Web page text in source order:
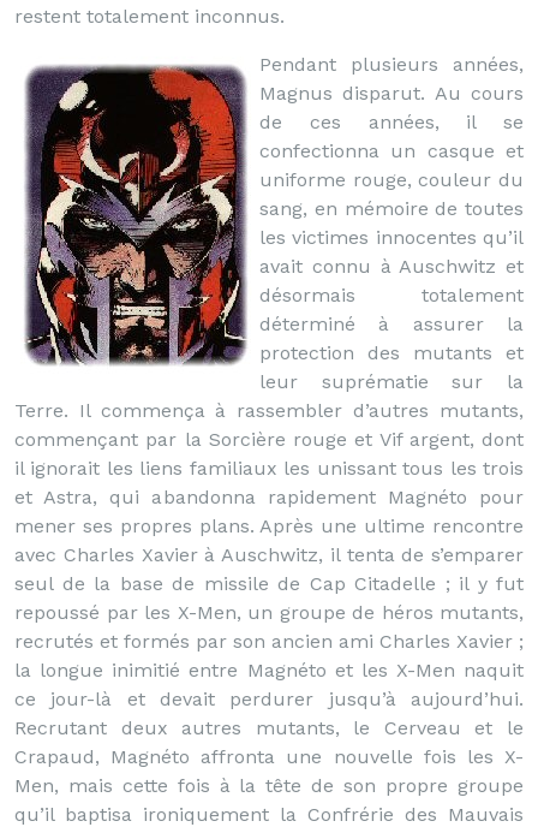
restent totalement inconnus.
Pendant plusieurs années,
Magnus disparut. Au cours
de ces années, il se
confectionna un casque et
uniforme rouge, couleur du
sang, en mémoire de toutes
les victimes innocentes qu’il
avait connu à Auschwitz et
désormais totalement
déterminé à assurer la
protection des mutants et
leur suprématie sur la
Terre. Il commença à rassembler d’autres mutants,
commençant par la Sorcière rouge et Vif argent, dont
il ignorait les liens familiaux les unissant tous les trois
et Astra, qui abandonna rapidement Magnéto pour
mener ses propres plans. Après une ultime rencontre
avec Charles Xavier à Auschwitz, il tenta de s’emparer
seul de la base de missile de Cap Citadelle ; il y fut
repoussé par les X-Men, un groupe de héros mutants,
recrutés et formés par son ancien ami Charles Xavier ;
la longue inimitié entre Magnéto et les X-Men naquit
ce jour-là et devait perdurer jusqu’à aujourd’hui.
Recrutant deux autres mutants, le Cerveau et le
Crapaud, Magnéto affronta une nouvelle fois les X-
Men, mais cette fois à la tête de son propre groupe
qu’il baptisa ironiquement la Confrérie des Mauvais